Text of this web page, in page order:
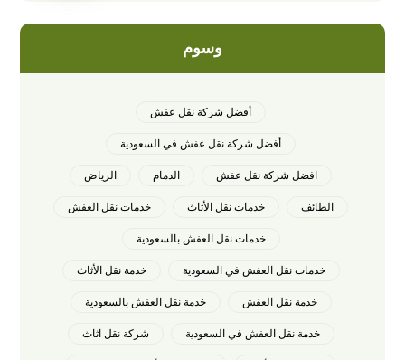
وسوم
أفضل شركة نقل عفش
أفضل شركة نقل عفش في السعودية
افضل شركة نقل عفش الدمام الرياض
الطائف خدمات نقل الأثاث خدمات نقل العفش
خدمات نقل العفش بالسعودية
خدمات نقل العفش في السعودية خدمة نقل الأثاث
خدمة نقل العفش خدمة نقل العفش بالسعودية
خدمة نقل العفش في السعودية شركة نقل اثاث